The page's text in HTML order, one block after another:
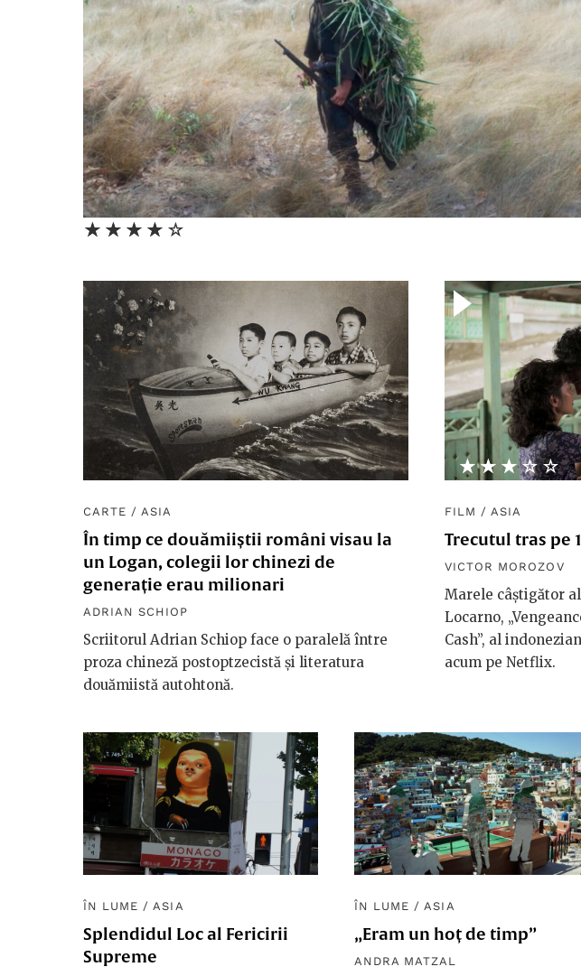
★★★★★
☆☆☆☆☆
CARTE / ASIA
În timp ce douămiiștii români visau la
un Logan, colegii lor chinezi de
generație erau milionari
ADRIAN SCHIOP
Scriitorul Adrian Schiop face o paralelă între
proza chineză postoptzecistă și literatura
douămiistă autohtonă.
★★★★★
☆☆☆☆☆
FILM / ASIA
Trecutul tras pe
VICTOR MOROZOV
Marele câștigător
Locarno,
Cash”, al
acum pe Netflix.
ÎN LUME /ASIA
Splendidul Loc al Fericirii
Supreme
ÎN LUME /ASIA
„Eram un hoț de timp”
ANDRA MATZAL